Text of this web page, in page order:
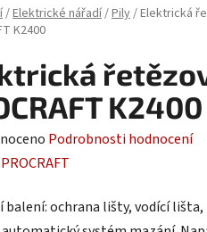
/Elektrické nářadí/Pily/Elektrická
K2400
K2400
Podrobnosti hodnocení
PROCRAFT
balení: ochrana lišty, vodící